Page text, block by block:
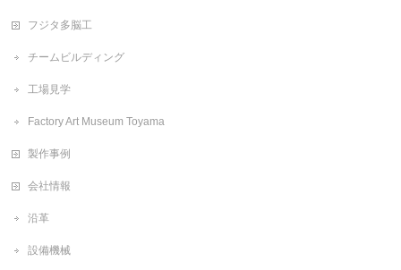
フジタ多脳工
チームビルディング
工場見学
Factory Art Museum Toyama
製作事例
会社情報
沿革
設備機械